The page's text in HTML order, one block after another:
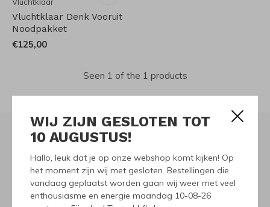
WIJ ZIJN GESLOTEN TOT
10 AUGUSTUS!
Hallo, leuk dat je op onze webshop komt kijken! Op
het moment zijn wij met gesloten. Bestellingen die
vandaag geplaatst worden gaan wij weer met veel
enthousiasme en energie maandag 10-08-26
Vluchtklaar Denk Vooruit
Noodpakket
€125,00
Seen 1 of the 1 products
Meld je aan voor onze
nieuwsbrief